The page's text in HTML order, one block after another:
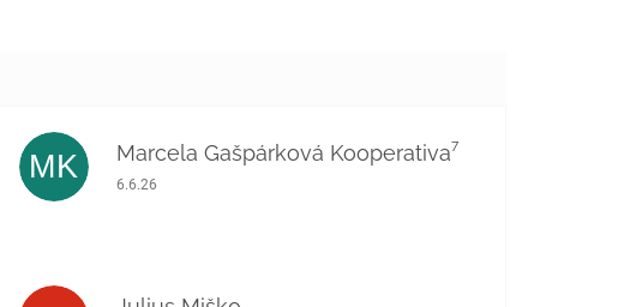
MK Marcela Gašpárková Kooperativa⁷
Hodnotenie obchodu je 5 z 5 hviezdičiek.
6.6.26